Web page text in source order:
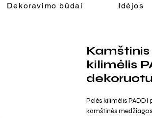
Dekoravimo būdai Idėjos
kilimėlis
Pelės kilimėlis PADDI
kamštinės